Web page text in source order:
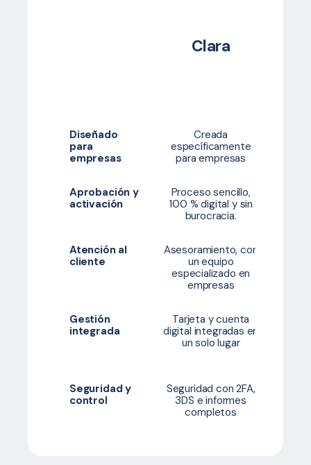
Clara
Diseñado
para
empresas
Creada
específicamente
para empresas
Aprobación y
activación
Proceso sencillo,
100 % digital y sin
burocracia.
Atención al
cliente
Asesoramiento, con
un equipo
especializado en
empresas
Gestión
integrada
Tarjeta y cuenta
digital integradas en
un solo lugar
Seguridad y
control
Seguridad con 2FA,
3DS e informes
completos